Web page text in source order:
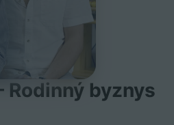
Rodinný byznys